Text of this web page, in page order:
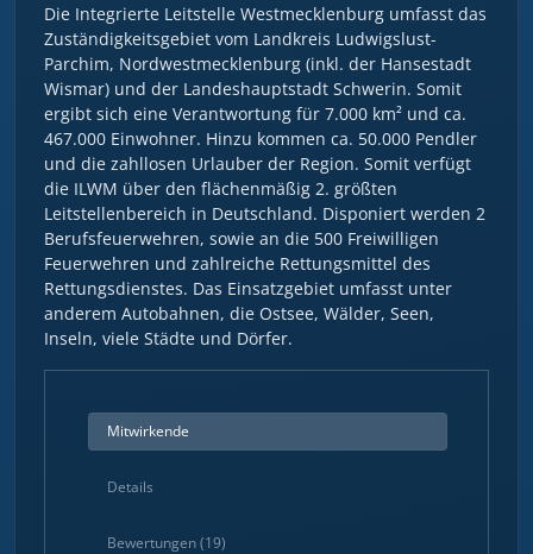
Die Integrierte Leitstelle Westmecklenburg umfasst das
Zuständigkeitsgebiet vom Landkreis Ludwigslust-
Parchim, Nordwestmecklenburg (inkl. der Hansestadt
Wismar) und der Landeshauptstadt Schwerin. Somit
ergibt sich eine Verantwortung für 7.000 km² und ca.
467.000 Einwohner. Hinzu kommen ca. 50.000 Pendler
und die zahllosen Urlauber der Region. Somit verfügt
die ILWM über den flächenmäßig 2. größten
Leitstellenbereich in Deutschland. Disponiert werden 2
Berufsfeuerwehren, sowie an die 500 Freiwilligen
Feuerwehren und zahlreiche Rettungsmittel des
Rettungsdienstes. Das Einsatzgebiet umfasst unter
anderem Autobahnen, die Ostsee, Wälder, Seen,
Inseln, viele Städte und Dörfer.
Mitwirkende
Details
Bewertungen (19)